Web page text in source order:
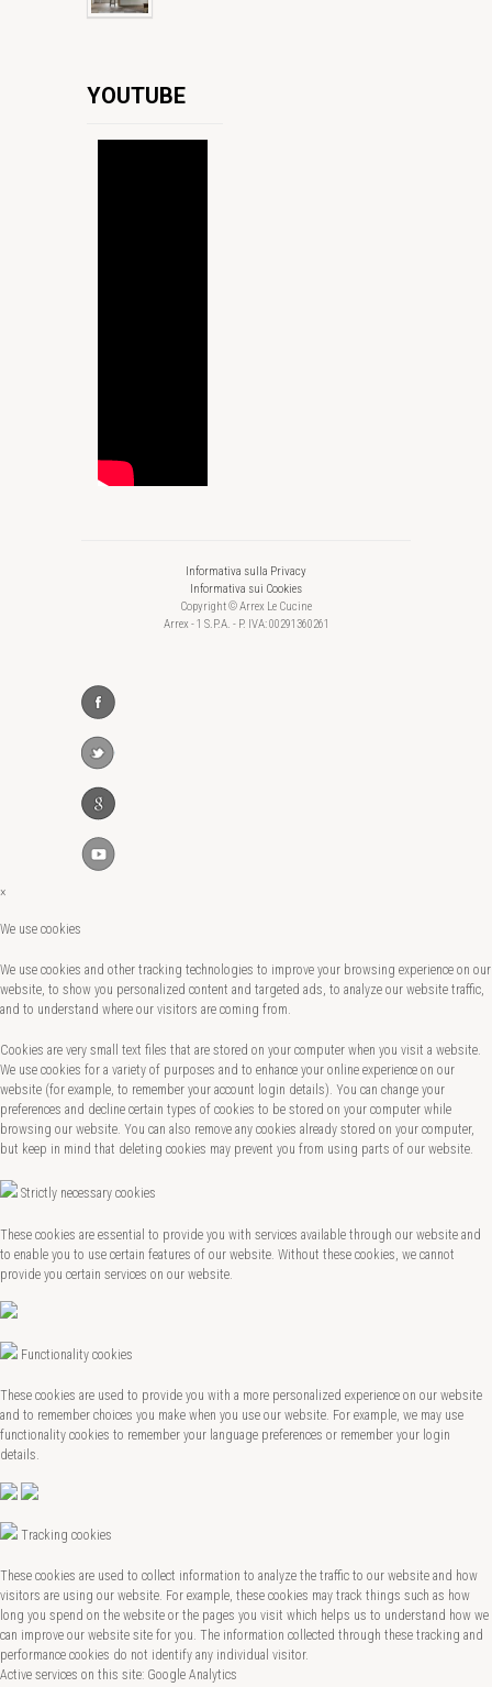
YOUTUBE
Informativa sulla Privacy
Informativa sui Cookies
Copyright © Arrex Le Cucine
Arrex - 1 S.P.A. - P. IVA: 00291360261
×
We use cookies
We use cookies and other tracking technologies to improve your browsing experience on our
website, to show you personalized content and targeted ads, to analyze our website traffic,
and to understand where our visitors are coming from.
Cookies are very small text files that are stored on your computer when you visit a website.
We use cookies for a variety of purposes and to enhance your online experience on our
website (for example, to remember your account login details). You can change your
preferences and decline certain types of cookies to be stored on your computer while
browsing our website. You can also remove any cookies already stored on your computer,
but keep in mind that deleting cookies may prevent you from using parts of our website.
Strictly necessary cookies
These cookies are essential to provide you with services available through our website and
to enable you to use certain features of our website. Without these cookies, we cannot
provide you certain services on our website.
Functionality cookies
These cookies are used to provide you with a more personalized experience on our website
and to remember choices you make when you use our website. For example, we may use
functionality cookies to remember your language preferences or remember your login
details.
Tracking cookies
These cookies are used to collect information to analyze the traffic to our website and how
visitors are using our website. For example, these cookies may track things such as how
long you spend on the website or the pages you visit which helps us to understand how we
can improve our website site for you. The information collected through these tracking and
performance cookies do not identify any individual visitor.
Active services on this site: Google Analytics